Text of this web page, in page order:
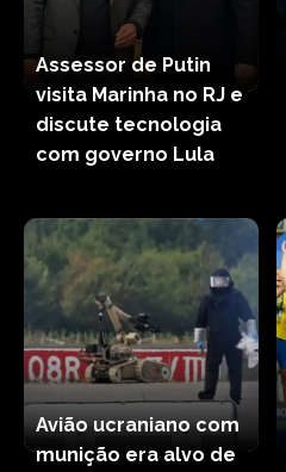
Assessor de Putin
visita Marinha no RJ e
discute tecnologia
com governo Lula
Avião ucraniano com
munição era alvo de